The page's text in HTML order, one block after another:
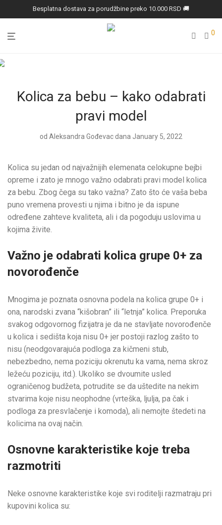
Besplatna dostava za porudžbine preko 10.000 RSD 🚚
0
Kolica za bebu – kako odabrati
pravi model
od Aleksandra Gođevac dana January 5, 2022
Kolica su jedan od najvažnijih elemenata celokupne bejbi
opreme i zato je mnogo važno odabrati pravi model kolica
za bebu. Zbog čega su tako važna? Zato što će vaša beba
puno vremena provesti u njima i bitno je da ispune
određene zahteve kvaliteta, ali i da pogoduju uslovima u
kojima živite.
Važno je odabrati kolica grupe 0+ za
novorođenče
Mnogima je poznata osnovna podela na kolica grupe 0+ i
ona, narodski zvana “kišobran” ili “letnja” kolica. Preporuka
svakog odgovornog fizijatra je da ne stavljate novorođenče
u kolica i sedišta koja nisu 0+ jer postoji razlog zašto to
nisu (neodgovarajuća podloga za kičmeni stub,
nebezbedno, nema poziciju okrenutu ka vama, nema skroz
ležeću poziciju, itd.). Ukoliko se dvoumite usled
ograničenog budžeta, potrudite se da uštedite na nekim
stvarima koje nisu neophodne (vrteška, ljulja, pa čak i
podloga za presvlačenje i komoda), ali nemojte štedeti na
kolicima na ovaj način.
Osnovne karakteristike koje treba
razmotriti
Neke osnovne karakteristike koje svi roditelji razmatraju pri
kupovini kolica su: